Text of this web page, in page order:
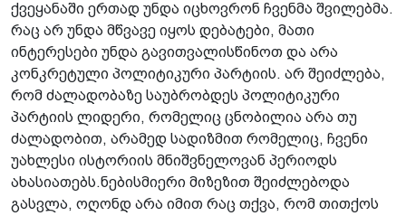
ქვეყანაში ერთად უნდა იცხოვრონ ჩვენმა შვილებმა.
რაც არ უნდა მწვავე იყოს დებატები, მათი
ინტერესები უნდა გავითვალისწინოთ და არა
კონკრეტული პოლიტიკური პარტიის. არ შეიძლება,
რომ ძალადობაზე საუბრობდეს პოლიტიკური
პარტიის ლიდერი, რომელიც ცნობილია არა თუ
ძალადობით, არამედ სადიზმით რომელიც, ჩვენი
უახლესი ისტორიის მნიშვნელოვან პერიოდს
ახასიათებს.ნებისმიერი მიზეზით შეიძლებოდა
გასვლა, ოღონდ არა იმით რაც თქვა, რომ თითქოს